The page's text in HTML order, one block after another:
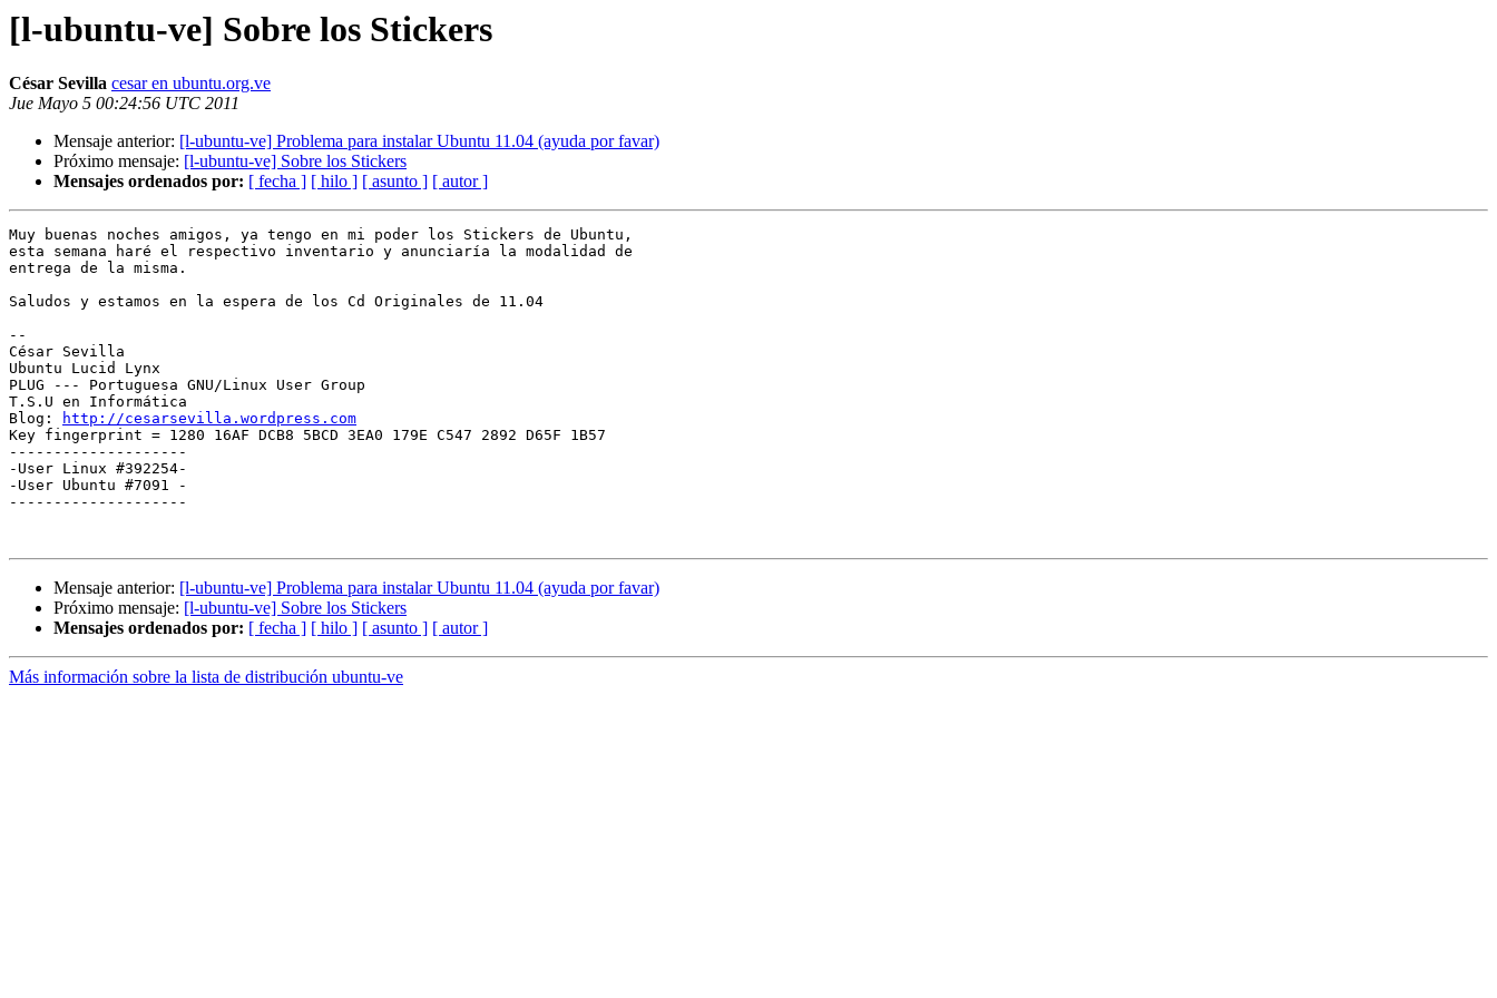
[l-ubuntu-ve] Sobre los Stickers
César Sevilla cesar en ubuntu.org.ve
Jue Mayo 5 00:24:56 UTC 2011
Mensaje anterior: [l-ubuntu-ve] Problema para instalar Ubuntu 11.04 (ayuda por favar)
Próximo mensaje: [l-ubuntu-ve] Sobre los Stickers
Mensajes ordenados por: [ fecha ] [ hilo ] [ asunto ] [ autor ]
Muy buenas noches amigos, ya tengo en mi poder los Stickers de Ubuntu,
esta semana haré el respectivo inventario y anunciaría la modalidad de
entrega de la misma.
Saludos y estamos en la espera de los Cd Originales de 11.04
--
﻿César Sevilla
Ubuntu Lucid Lynx
PLUG --- Portuguesa GNU/Linux User Group
T.S.U en Informática
Blog:
http://cesarsevilla.wordpress.com
Key fingerprint = 1280 16AF DCB8 5BCD 3EA0 179E C547 2892 D65F 1B57
--------------------
-User Linux #392254-
-User Ubuntu #7091 -
--------------------
Mensaje anterior: [l-ubuntu-ve] Problema para instalar Ubuntu 11.04 (ayuda por favar)
Próximo mensaje: [l-ubuntu-ve] Sobre los Stickers
Mensajes ordenados por: [ fecha ] [ hilo ] [ asunto ] [ autor ]
Más información sobre la lista de distribución ubuntu-ve